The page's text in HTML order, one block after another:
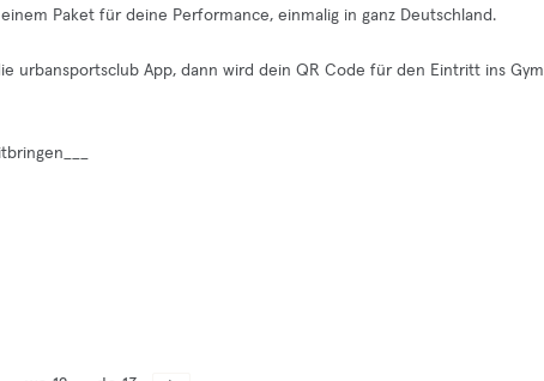
Paket für deine Performance, einmalig in ganz Deutschland.
urbansportsclub App, dann wird dein QR Code für den Eintritt ins Gym